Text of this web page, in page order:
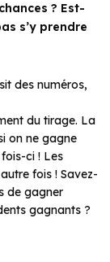
? Est-
s’y prendre
des numéros,
du tirage. La
on ne gagne
ci ! Les
fois ! Savez-
de gagner
gagnants ?